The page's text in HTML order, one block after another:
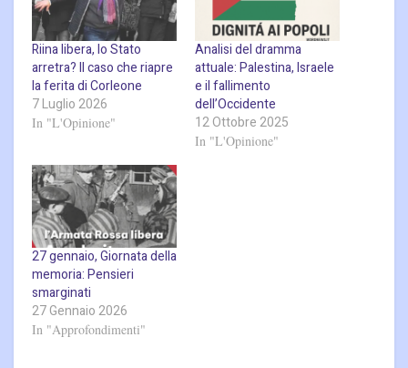
Riina libera, lo Stato
arretra? Il caso che riapre
la ferita di Corleone
7 Luglio 2026
In "L'Opinione"
Analisi del dramma
attuale: Palestina, Israele
e il fallimento
dell’Occidente
12 Ottobre 2025
In "L'Opinione"
27 gennaio, Giornata della
memoria: Pensieri
smarginati
27 Gennaio 2026
In "Approfondimenti"